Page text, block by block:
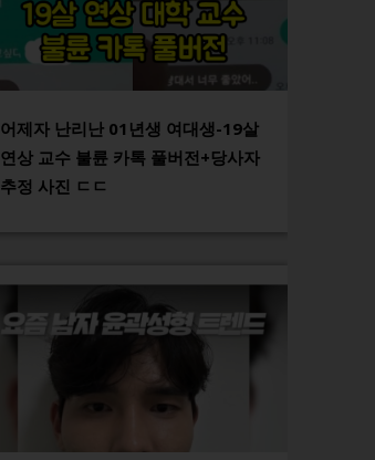
어제자 난리난 01년생 여대생-19살
연상 교수 불륜 카톡 풀버전+당사자
추정 사진 ㄷㄷ